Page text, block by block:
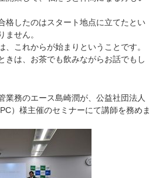
格したのはスタート地点に立てたとい
ません。
、これからが始まりということです。
きは、お茶でも飲みながらお話でもし
業務のエース島崎潤が、公益社団法人
）様主催のセミナーにて講師を務めま